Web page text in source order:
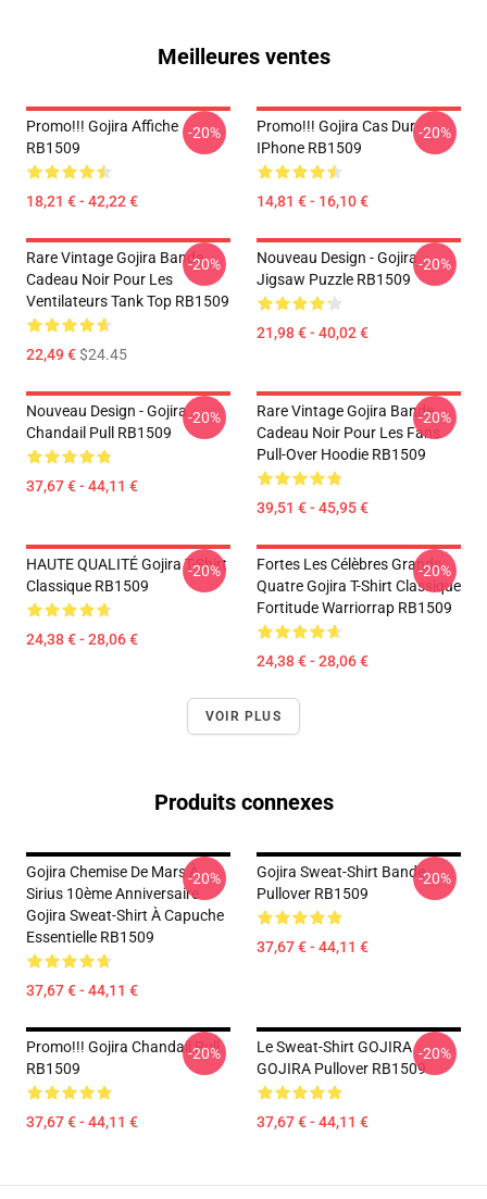
Meilleures ventes
Promo!!! Gojira Affiche
RB1509
18,21 € - 42,22 €
-20%
Promo!!! Gojira Cas Dur
IPhone RB1509
14,81 € - 16,10 €
-20%
Rare Vintage Gojira Bande
Cadeau Noir Pour Les
Ventilateurs Tank Top RB1509
22,49 €$24.45
-20%
Nouveau Design - Gojira
Jigsaw Puzzle RB1509
21,98 € - 40,02 €
-20%
Nouveau Design - Gojira .
Chandail Pull RB1509
37,67 € - 44,11 €
-20%
Rare Vintage Gojira Bande
Cadeau Noir Pour Les Fans
Pull-Over Hoodie RB1509
39,51 € - 45,95 €
-20%
HAUTE QUALITÉ Gojira T-Shirt
Classique RB1509
24,38 € - 28,06 €
-20%
Fortes Les Célèbres Grands
Quatre Gojira T-Shirt Classique
Fortitude Warriorrap RB1509
24,38 € - 28,06 €
-20%
VOIR PLUS
Produits connexes
Gojira Chemise De Mars À
Sirius 10ème Anniversaire
Gojira Sweat-Shirt À Capuche
Essentielle RB1509
37,67 € - 44,11 €
-20%
Gojira Sweat-Shirt Bande
Pullover RB1509
37,67 € - 44,11 €
-20%
Promo!!! Gojira Chandail Pull
RB1509
37,67 € - 44,11 €
-20%
Le Sweat-Shirt GOJIRA
GOJIRA Pullover RB1509
37,67 € - 44,11 €
-20%